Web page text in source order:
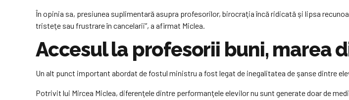
În opinia sa, presiunea suplimentară asupra profesorilor, birocraţia încă ridicată şi lipsa
tristeţe sau frustrare în cancelarii”, a afirmat Miclea.
Accesul la profesorii buni, marea
Un alt punct important abordat de fostul ministru a fost legat de inegalitatea de şanse dintre
Potrivit lui Mircea Miclea, diferenţele dintre performanţele elevilor nu sunt generate doar de